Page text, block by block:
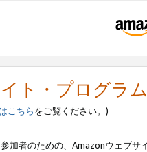
ト・プログラ
こちらをご覧ください。)
加者のための、Amazonウェブサ